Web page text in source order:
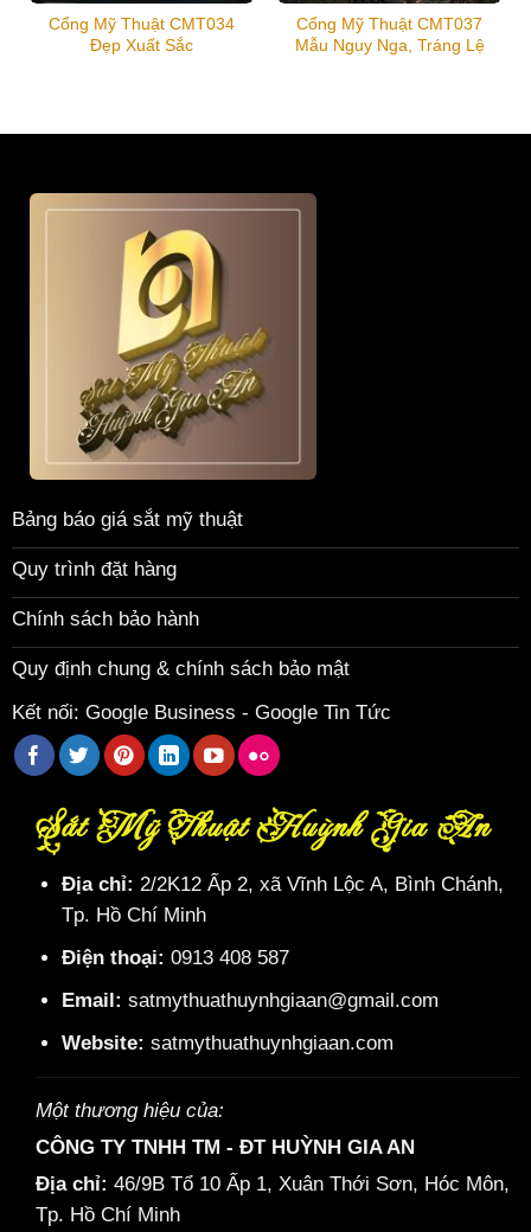
Cổng Mỹ Thuật CMT034
Đẹp Xuất Sắc
Cổng Mỹ Thuật CMT037
Mẫu Nguy Nga, Tráng Lệ
Bảng báo giá sắt mỹ thuật
Quy trình đặt hàng
Chính sách bảo hành
Quy định chung & chính sách bảo mật
Kết nối: Google Business - Google Tin Tức
Sắt Mỹ Thuật Huỳnh Gia An
Địa chỉ: 2/2K12 Ấp 2, xã Vĩnh Lộc A, Bình Chánh,
Tp. Hồ Chí Minh
Điện thoại: 0913 408 587
Email: satmythuathuynhgiaan@gmail.com
Website: satmythuathuynhgiaan.com
Một thương hiệu của:
CÔNG TY TNHH TM - ĐT HUỲNH GIA AN
Địa chỉ: 46/9B Tổ 10 Ấp 1, Xuân Thới Sơn, Hóc Môn,
Tp. Hồ Chí Minh